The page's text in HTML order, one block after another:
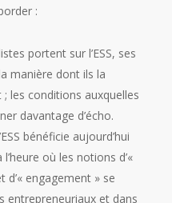
:
portent sur l’ESS, ses
manière dont ils la
les conditions auxquelles
davantage d’écho.
bénéficie aujourd’hui
où les notions d’«
d’« engagement » se
entrepreneuriaux et dans